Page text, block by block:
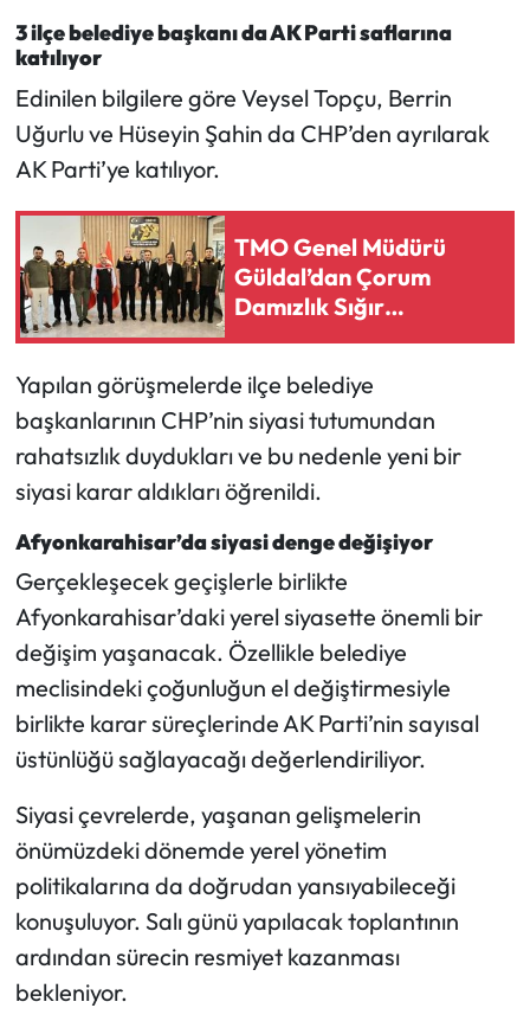
3 ilçe belediye başkanı da AK Parti saflarına
katılıyor
Edinilen bilgilere göre Veysel Topçu, Berrin
Uğurlu ve Hüseyin Şahin da CHP’den ayrılarak
AK Parti’ye katılıyor.
TMO Genel Müdürü
Güldal’dan Çorum
Damızlık Sığır
Yetiştiricileri Birliğine
Yapılan görüşmelerde ilçe belediye
başkanlarının CHP’nin siyasi tutumundan
rahatsızlık duydukları ve bu nedenle yeni bir
siyasi karar aldıkları öğrenildi.
Afyonkarahisar’da siyasi denge değişiyor
Gerçekleşecek geçişlerle birlikte
Afyonkarahisar’daki yerel siyasette önemli bir
değişim yaşanacak. Özellikle belediye
meclisindeki çoğunluğun el değiştirmesiyle
birlikte karar süreçlerinde AK Parti’nin sayısal
üstünlüğü sağlayacağı değerlendiriliyor.
Siyasi çevrelerde, yaşanan gelişmelerin
önümüzdeki dönemde yerel yönetim
politikalarına da doğrudan yansıyabileceği
konuşuluyor. Salı günü yapılacak toplantının
ardından sürecin resmiyet kazanması
bekleniyor.